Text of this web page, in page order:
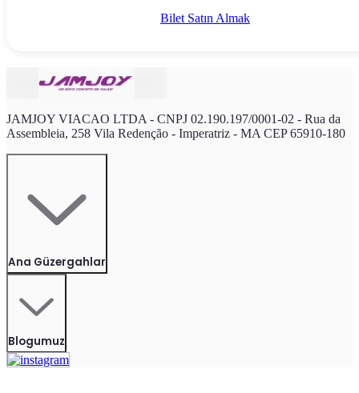
Bilet Satın Almak
JAMJOY VIACAO LTDA - CNPJ 02.190.197/0001-02 - Rua da
Assembleia, 258 Vila Redenção - Imperatriz - MA CEP 65910-180
Ana Güzergahlar
Blogumuz